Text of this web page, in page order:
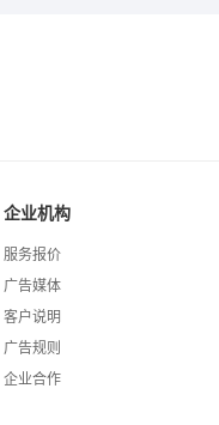
企业机构
服务报价
广告媒体
客户说明
广告规则
企业合作